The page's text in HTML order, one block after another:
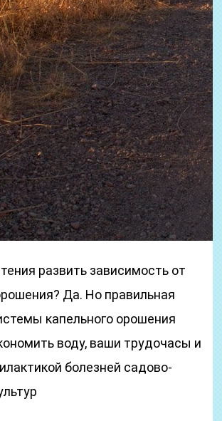
развить зависимость от
Да. Но правильная
капельного орошения
воду, ваши трудочасы и
болезней садово-